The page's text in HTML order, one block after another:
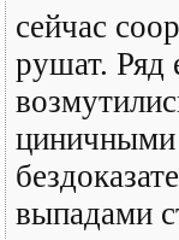
сейчас
рушат. Ряд
выпадами